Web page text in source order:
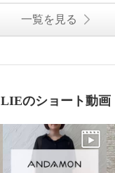
一覧を見る
LIEのショート動画